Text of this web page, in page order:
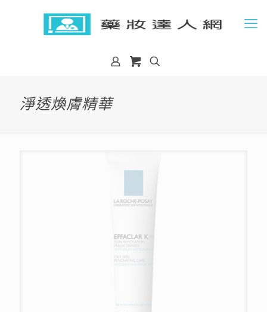
淨透煥膚精華